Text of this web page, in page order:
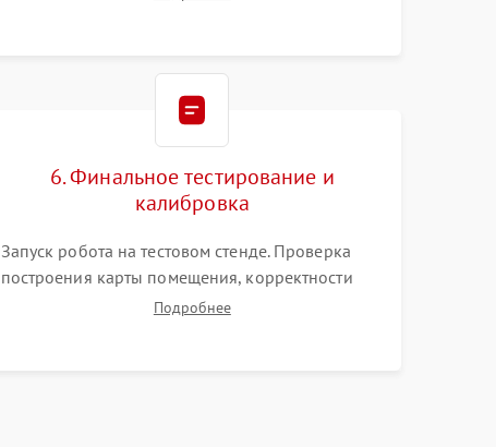
6. Финальное тестирование и
калибровка
Запуск робота на тестовом стенде. Проверка
построения карты помещения, корректности
навигации и обхода препятствий. Оценка силы
Подробнее